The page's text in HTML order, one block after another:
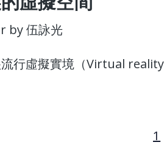
by 伍詠光
行虛擬實境（Virtual reality
1